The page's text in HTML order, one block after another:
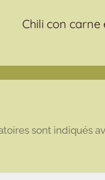
Chili con carne
sont indiqués